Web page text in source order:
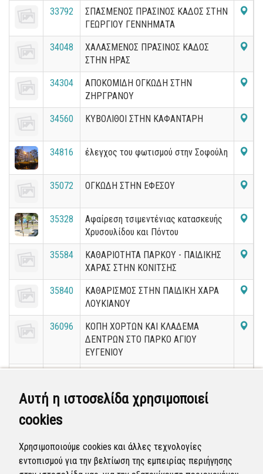
Αυτή η ιστοσελίδα χρησιμοποιεί
cookies
Χρησιμοποιούμε cookies και άλλες τεχνολογίες
εντοπισμού για την βελτίωση της εμπειρίας περιήγησης
33792
ΣΠΑΣΜΕΝΟΣ ΠΡΑΣΙΝΟΣ ΚΑΔΟΣ ΣΤΗΝ
ΓΕΩΡΓΙΟΥ ΓΕΝΝΗΜΑΤΑ
34048
ΧΑΛΑΣΜΕΝΟΣ ΠΡΑΣΙΝΟΣ ΚΑΔΟΣ
ΣΤΗΝ ΗΡΑΣ
34304
ΑΠΟΚΟΜΙΔΗ ΟΓΚΩΔΗ ΣΤΗΝ
ΖΗΡΓΡΑΝΟΥ
34560 ΚΥΒΟΛΙΘΟΙ ΣΤΗΝ ΚΑΦΑΝΤΑΡΗ
34816 έλεγχος του φωτισμού στην Σοφούλη
35072 ΟΓΚΩΔΗ ΣΤΗΝ ΕΦΕΣΟΥ
35328
Αφαίρεση τσιμεντένιας κατασκευής
Χρυσουλίδου και Πόντου
35584
ΚΑΘΑΡΙΟΤΗΤΑ ΠΑΡΚΟΥ - ΠΑΙΔΙΚΗΣ
ΧΑΡΑΣ ΣΤΗΝ ΚΟΝΙΤΣΗΣ
35840
ΚΑΘΑΡΙΣΜΟΣ ΣΤΗΝ ΠΑΙΔΙΚΗ ΧΑΡΑ
ΛΟΥΚΙΑΝΟΥ
36096
ΚΟΠΗ ΧΟΡΤΩΝ ΚΑΙ ΚΛΑΔΕΜΑ
ΔΕΝΤΡΩΝ ΣΤΟ ΠΑΡΚΟ ΑΓΙΟΥ
ΕΥΓΕΝΙΟΥ
36608 Κυζικου κλαδια
36864
Κούρεμα κλαδιών - Μουδανίων και
Νίκαιας